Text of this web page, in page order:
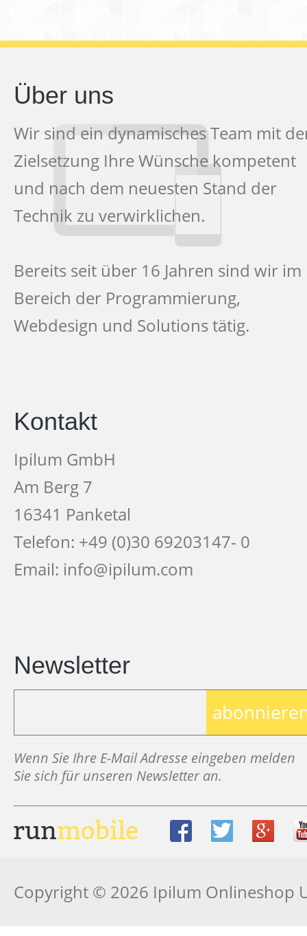
Über uns
Wir sind ein dynamisches Team mit
Zielsetzung Ihre Wünsche kompetent
und nach dem neuesten Stand der
Technik zu verwirklichen.
Bereits seit über 16 Jahren sind wir im
Bereich der Programmierung,
Webdesign und Solutions tätig.
Kontakt
Ipilum GmbH
Am Berg 7
16341 Panketal
Telefon: +49 (0)30 69203147- 0
Email: info@ipilum.com
Newsletter
Wenn Sie Ihre E-Mail Adresse eingeben melden
Sie sich für unseren Newsletter an.
Copyright © 2026 Ipilum Onlineshop